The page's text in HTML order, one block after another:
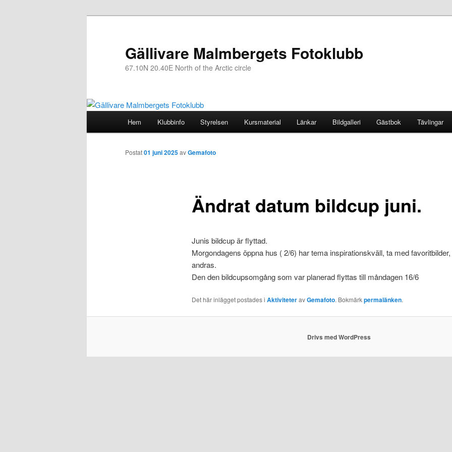
Gällivare Malmbergets Fotoklubb
67.10N 20.40E North of the Arctic circle
Hoppa
till
Hem Klubbinfo Styrelsen Kursmaterial Länkar Bildgalleri Gästbok Tävlingar
Ändrat datum bildcup juni.
Postat01 juni 2025avGemafoto
Junis bildcup är flyttad.
Morgondagens öppna hus ( 2/6) har tema inspirationskväll, ta med
andras.
Den den bildcupsomgång som var planerad flyttas till måndagen 16/6
Det här inlägget postades i AktiviteteravGemafoto. Bokmärkpermalänken.
Drivs med WordPress